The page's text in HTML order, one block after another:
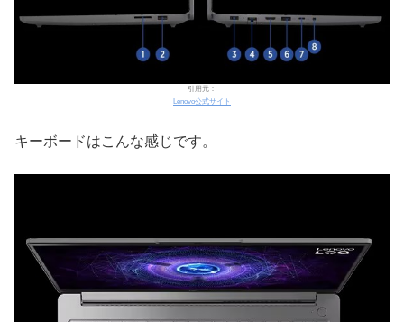
引用元：
Lenovo公式サイト
キーボードはこんな感じです。